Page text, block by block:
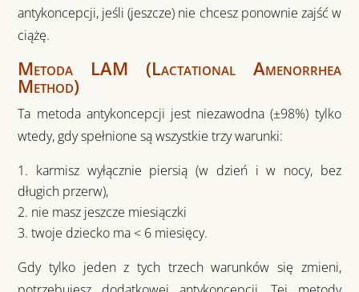
antykoncepcji, jeśli (jeszcze) nie chcesz ponownie zajść w
ciążę.
Metoda LAM (Lactational Amenorrhea
Method)
Ta metoda antykoncepcji jest niezawodna (±98%) tylko
wtedy, gdy spełnione sąwszystkie trzywarunki:
karmisz wyłącznie piersią (w dzień i w nocy, bez
długich przerw),
nie masz jeszcze miesiączki
twoje dziecko ma < 6 miesięcy.
Gdy tylko jeden z tych trzech warunków się zmieni,